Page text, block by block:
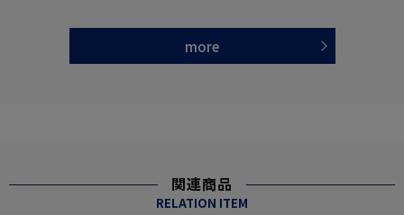
more
関連商品
RELATION ITEM